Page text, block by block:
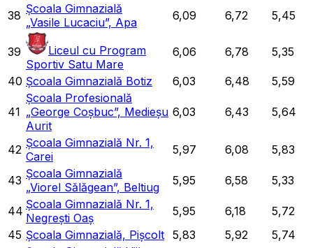
38 Școala Gimnazială
„Vasile Lucaciu”, Apa
6,09 6,72 5,45
39
Liceul cu Program
Sportiv Satu Mare
6,06 6,78 5,35
40 Școala Gimnazială Botiz 6,03 6,48 5,59
41
Școala Profesională
„George Coșbuc”, Medieșu
Aurit
6,03 6,43 5,64
42 Școala Gimnazială Nr. 1,
Carei
5,97 6,08 5,83
43 Școala Gimnazială
„Viorel Sălăgean”, Beltiug
5,95 6,58 5,33
44 Școala Gimnazială Nr. 1,
Negrești Oaș
5,95 6,18
5,72
45 Școala Gimnazială, Pișcolt 5,83 5,92
5,74